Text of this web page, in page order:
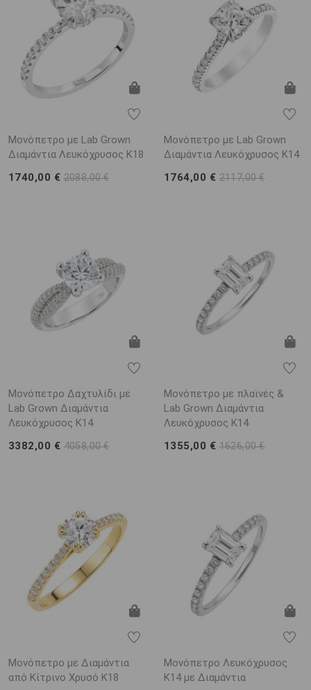
Μονόπετρο με Lab Grown
Διαμάντια Λευκόχρυσος K18
1740,00 € 2088,00 €
Μονόπετρο με Lab Grown
Διαμάντια Λευκόχρυσος K14
1764,00 € 2117,00 €
Μονόπετρο Δαχτυλίδι με
Lab Grown Διαμάντια
Λευκόχρυσος K14
3382,00 € 4058,00 €
Μονόπετρο με πλαϊνές &
Lab Grown Διαμάντια
Λευκόχρυσος K14
1355,00 € 1626,00 €
Μονόπετρο με Διαμάντια
από Κίτρινο Χρυσό K18
Μονόπετρο Λευκόχρυσος
K14 με Διαμάντια